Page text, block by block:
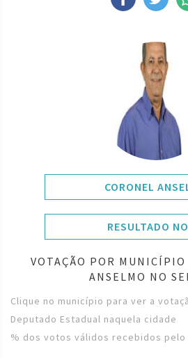
CORONEL
RESULTADO
VOTAÇÃO POR MUNICÍPIO
ANSELMO NO
Clique no município para ver a
Deputado Estadual naquela cidade
% dos votos válidos recebidos pelo